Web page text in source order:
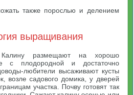
также порослью и делением
выращивания
размещают на хорошо
с плодородной и достаточно
любители высаживают кусты
возле садового домика, у дверей
участка. Почву готовят так